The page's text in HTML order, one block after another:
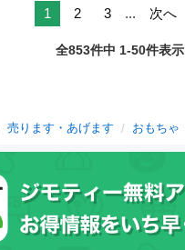
1 2 3 ... 次へ
全853件中 1-50件表示
売ります・あげます おもちゃ